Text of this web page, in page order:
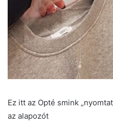
Ez itt az Opté smink
az alapozót